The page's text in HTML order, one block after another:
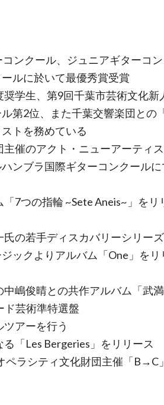
ンクール、ジュニアギターコ
ルに於いて最優秀賞受賞
学生、第9回千葉市芸術文化新
第2位、また千葉交響楽団との
トを務めている
催のアクト・ニューアーティ
ンブラ国際ギターコンクール
7つの指輪 ~Sete Aneis~」をリ
の若手ディスカバリーシリー
ックよりアルバム「One」をリ
嶋俊晴との共作アルバム「武
ド芸術準特選盤
アーを行う
「Les Bergeries」をリリース
ペラシティ文化財団主催「B→C